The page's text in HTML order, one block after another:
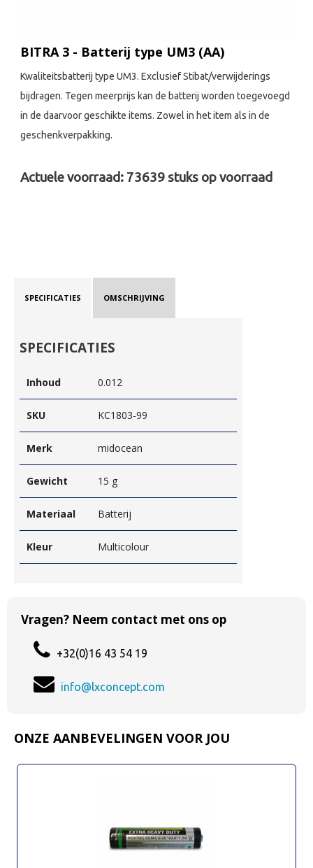
BITRA 3 - Batterij type UM3 (AA)
Kwaliteitsbatterij type UM3. Exclusief Stibat/verwijderings
bijdragen. Tegen meerprijs kan de batterij worden toegevoegd
in de daarvoor geschikte items. Zowel in het item als in de
geschenkverpakking.
Actuele voorraad: 73639 stuks op voorraad
SPECIFICATIES OMSCHRIJVING
SPECIFICATIES
Inhoud 0.012
SKU KC1803-99
Merk midocean
Gewicht 15 g
Materiaal Batterij
Kleur Multicolour
Vragen? Neem contact met ons op
+32(0)16 43 54 19
info@lxconcept.com
ONZE AANBEVELINGEN VOOR JOU